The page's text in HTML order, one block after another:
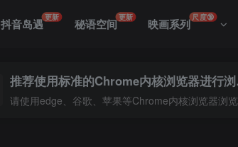
抖音岛遇更新 秘语空间更新 映画系列尺度🔞
推荐